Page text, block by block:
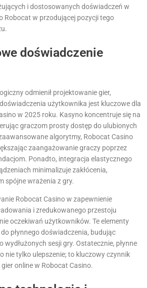
i dostosowanych doświadczeń w
Robocat w przodującej pozycji tego
doświadczenie
odmienił projektowanie gier,
użytkownika jest kluczowe dla
w 2025 roku. Kasyno koncentruje się na
graczom prosty dostęp do ulubionych
algorytmy, Robocat Casino
zaangażowanie graczy poprzez
Ponadto, integracja elastycznego
minimalizuje zakłócenia,
spójne wrażenia z gry.
Robocat Casino w zapewnienie
i zredukowanego przestoju
oczekiwań użytkowników. Te elementy
płynnego doświadczenia, budując
wydłużonych sesji gry. Ostatecznie, płynne
nie tylko ulepszenie; to kluczowy czynnik
online w Robocat Casino.